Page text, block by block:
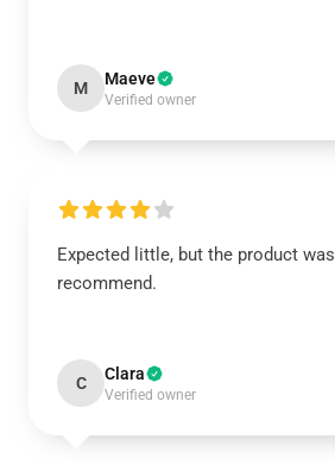
M Maeve
Verified owner
Expected little, but the product
recommend.
C Clara
Verified owner